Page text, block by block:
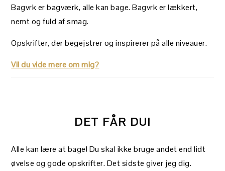
Bagvrk er bagværk, alle kan bage. Bagvrk er lækkert,
nemt og fuld af smag.
Opskrifter, der begejstrer og inspirerer på alle niveauer.
Vil du vide mere om mig?
DET FÅR DU!
Alle kan lære at bage! Du skal ikke bruge andet end lidt
øvelse og gode opskrifter. Det sidste giver jeg dig.